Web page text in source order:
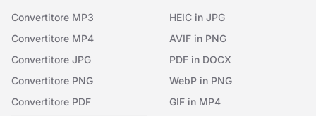
Convertitore MP3
Convertitore MP4
Convertitore JPG
Convertitore PNG
Convertitore PDF
HEIC in JPG
AVIF in PNG
PDF in DOCX
WebP in PNG
GIF in MP4